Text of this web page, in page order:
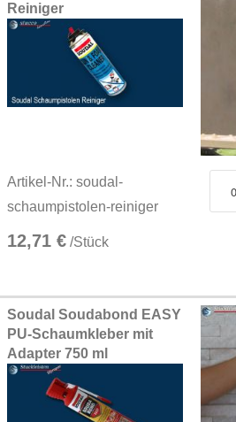
Reiniger
Artikel-Nr.: soudal-
schaumpistolen-reiniger
12,71 € /Stück
Soudal Soudabond EASY
PU-Schaumkleber mit
Adapter 750 ml